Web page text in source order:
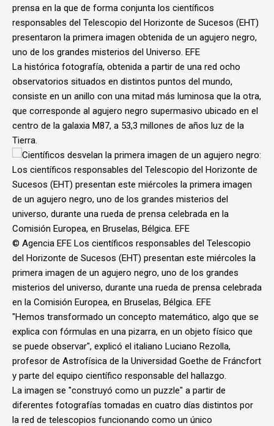
prensa en la que de forma conjunta los científicos
responsables del Telescopio del Horizonte de Sucesos (EHT)
presentaron la primera imagen obtenida de un agujero negro,
uno de los grandes misterios del Universo. EFE
La histórica fotografía, obtenida a partir de una red ocho
observatorios situados en distintos puntos del mundo,
consiste en un anillo con una mitad más luminosa que la otra,
que corresponde al agujero negro supermasivo ubicado en el
centro de la galaxia M87, a 53,3 millones de años luz de la
Tierra.
© Agencia EFE Los científicos responsables del Telescopio
del Horizonte de Sucesos (EHT) presentan este miércoles la
primera imagen de un agujero negro, uno de los grandes
misterios del universo, durante una rueda de prensa celebrada
en la Comisión Europea, en Bruselas, Bélgica. EFE
"Hemos transformado un concepto matemático, algo que se
explica con fórmulas en una pizarra, en un objeto físico que
se puede observar", explicó el italiano Luciano Rezolla,
profesor de Astrofísica de la Universidad Goethe de Fráncfort
y parte del equipo científico responsable del hallazgo.
La imagen se "construyó como un puzzle" a partir de
diferentes fotografías tomadas en cuatro días distintos por
la red de telescopios funcionando como un único